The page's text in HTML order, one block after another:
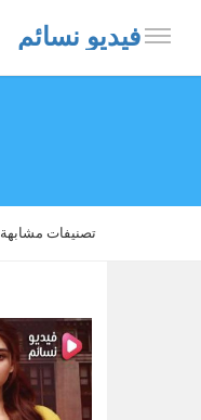
فيديو نسائم
تصنيفات مشابهة